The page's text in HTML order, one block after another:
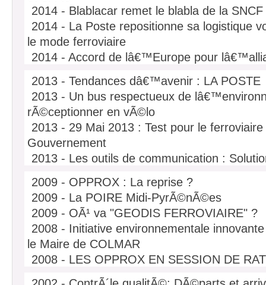
2014 - Blablacar remet le blabla de la
2014 - La Poste repositionne sa logistique
le mode ferroviaire
2014 - Accord de lâ€™Europe pour
2014 - RÃ©forme ferroviaire : Les
projet lisible
2014 - La Â« taxe carbone Â» entre en
1er avril 2014
2013 - Tendances dâ€™avenir : LA POSTE
2013 - Un bus respectueux de
rÃ©ceptionner en vÃ©lo
2013 - 29 Mai 2013 : Test pour le
Gouvernement
2013 - Les outils de communication :
2013 - ABB: Alimente en Ã©lectricitÃ© les
2012 - Casino jusquâ€™au bout de son
2009 - OPPROX : La reprise ?
2009 - La POIRE Midi-PyrÃ©nÃ©es
2009 - OÃ¹ va "GEODIS FERROVIAIRE" ?
2008 - Initiative environnementale
le Maire de COLMAR
2008 - LES OPPROX EN SESSION DE
2008 - Notre collaborateur Vincent